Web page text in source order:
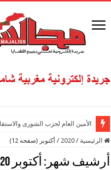
الأمين العام لحزب الشورى
الرئيسية /
2020
/ أكتوبر (صفحه 12)
أرشيف شهر: أكتوبر 2020